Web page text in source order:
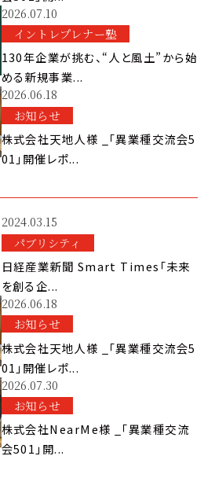
2026.07.10
イントレプレナー塾
130年企業が挑む、“人と風土”から始
める新規事業...
2026.06.18
お知らせ
株式会社天地人様 _「異業種交流会5
01」開催レポ...
2024.03.15
パブリシティ
日経産業新聞 Smart Times「未来
を創る企...
2026.06.18
お知らせ
株式会社天地人様 _「異業種交流会5
01」開催レポ...
2026.07.30
お知らせ
株式会社NearMe様 _「異業種交流
会501」開...